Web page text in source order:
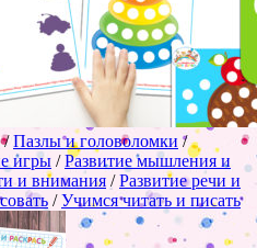
/Пазлы и головоломки/
игры /Развитие мышления и
и внимания /Развитие речи и
/Учимся читать и писать